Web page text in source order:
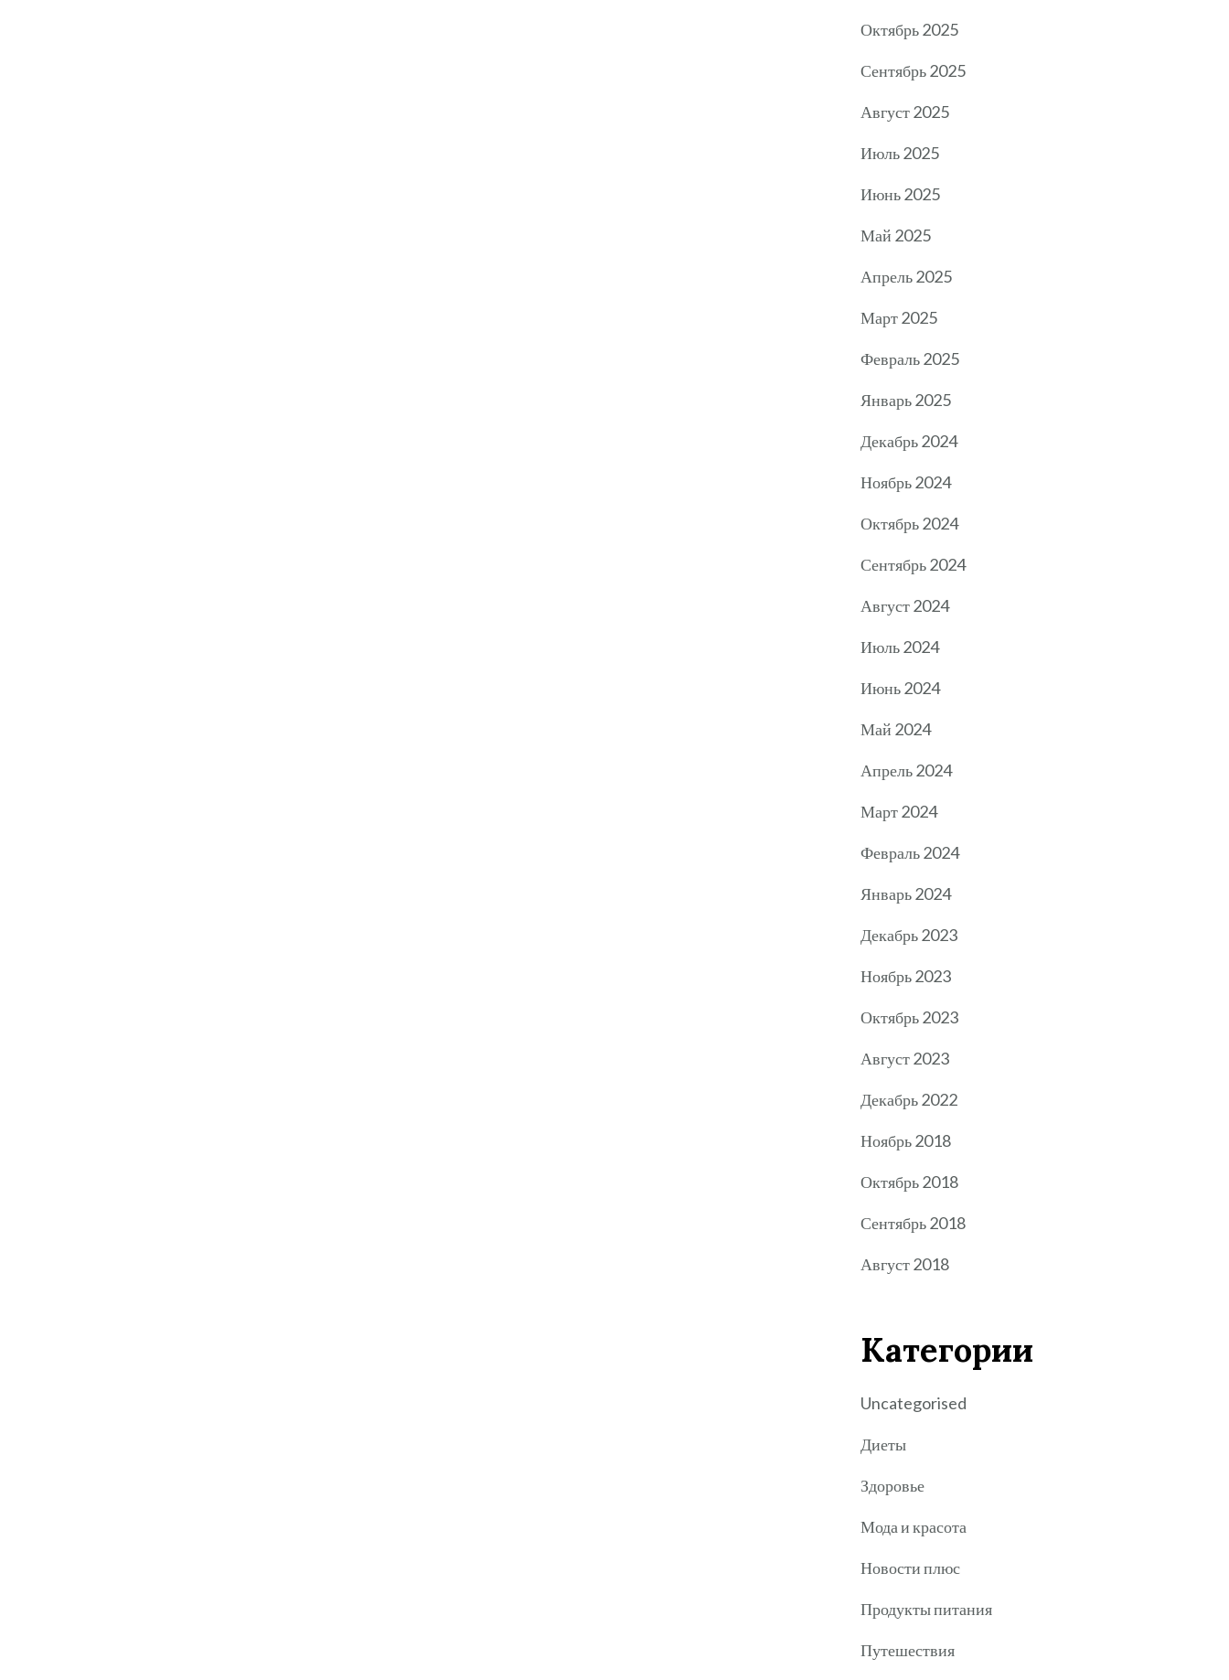
Октябрь 2025
Сентябрь 2025
Август 2025
Июль 2025
Июнь 2025
Май 2025
Апрель 2025
Март 2025
Февраль 2025
Январь 2025
Декабрь 2024
Ноябрь 2024
Октябрь 2024
Сентябрь 2024
Август 2024
Июль 2024
Июнь 2024
Май 2024
Апрель 2024
Март 2024
Февраль 2024
Январь 2024
Декабрь 2023
Ноябрь 2023
Октябрь 2023
Август 2023
Декабрь 2022
Ноябрь 2018
Октябрь 2018
Сентябрь 2018
Август 2018
Категории
Uncategorised
Диеты
Здоровье
Мода и красота
Новости плюс
Продукты питания
Путешествия